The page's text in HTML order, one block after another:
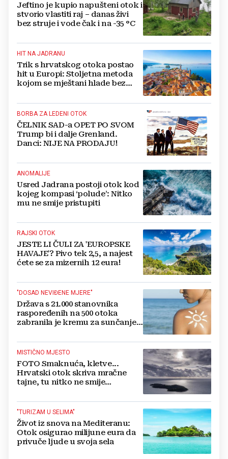
Jeftino je kupio napušteni otok i
stvorio vlastiti raj – danas živi
bez struje i vode čak i na -35 °C
HIT NA JADRANU
Trik s hrvatskog otoka postao
hit u Europi: Stoljetna metoda
kojom se mještani hlade bez
BORBA ZA LEDENI OTOK
ČELNIK SAD-a OPET PO SVOM
Trump bi i dalje Grenland.
Danci: NIJE NA PRODAJU!
ANOMALIJE
Usred Jadrana postoji otok kod
kojeg kompasi ‘polude’: Nitko
mu ne smije pristupiti
RAJSKI OTOK
JESTE LI ČULI ZA 'EUROPSKE
HAVAJE'? Pivo tek 2,5, a najest
ćete se za mizernih 12 eura!
"DOSAD NEVIĐENE MJERE"
Država s 21.000 stanovnika
raspoređenih na 500 otoka
zabranila je kremu za sunčanje i
američkih dolara
MISTIČNO MJESTO
FOTO Smaknuća, kletve...
Hrvatski otok skriva mračne
tajne, tu nitko ne smije
"TURIZAM U SELIMA"
Život iz snova na Mediteranu:
Otok osigurao milijune eura da
privuče ljude u svoja sela